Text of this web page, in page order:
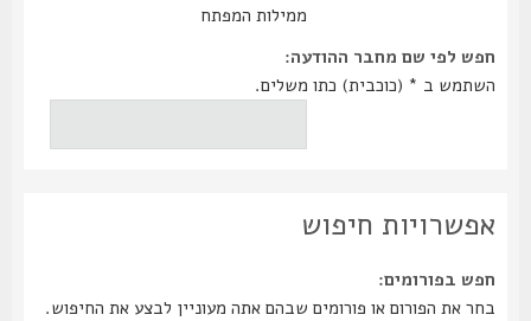
ממילות המפתח
חפש לפי שם מחבר ההודעה:
השתמש ב * (כוכבית) כתו משלים.
אפשרויות חיפוש
חפש בפורומים:
בחר את הפורום או פורומים שבהם אתה מעוניין לבצע את החיפוש.